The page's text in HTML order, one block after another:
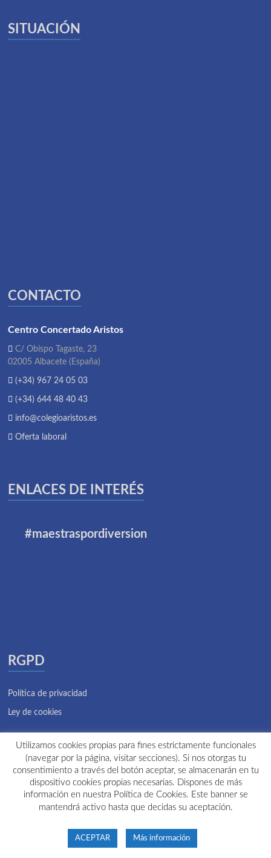
SITUACIÓN
CONTACTO
Centro Concertado Aristos
C/ Obispo Tagaste, 23
02005 Albacete (España)
(+34) 967 24 05 03
(+34) 644 48 40 43
info@colegioaristos.es
Oferta laboral
ENLACES DE INTERÉS
#maestraspordiversion
RGPD
Política de privacidad
Ley de cookies
Zona privada
Utilizamos cookies propias para fines estrictamente funcionales
(navegar por la página, visitar secciones). Si nos otorgas tu
consentimiento a través del botón aceptar, se almacenarán en tu
dispositivo cookies propias necesarias. Dispones de más
información en nuestra Política de Cookies. Este banner se
mantendrá activo hasta que decidas su aceptación.
ACEPTAR Más información